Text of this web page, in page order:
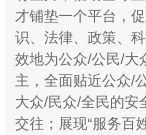
才铺垫一个平台，
识、法律、政策、
效地为公众/公民/大
主，全面贴近公众/
大众/民众/全民的安
交往；展现“服务百